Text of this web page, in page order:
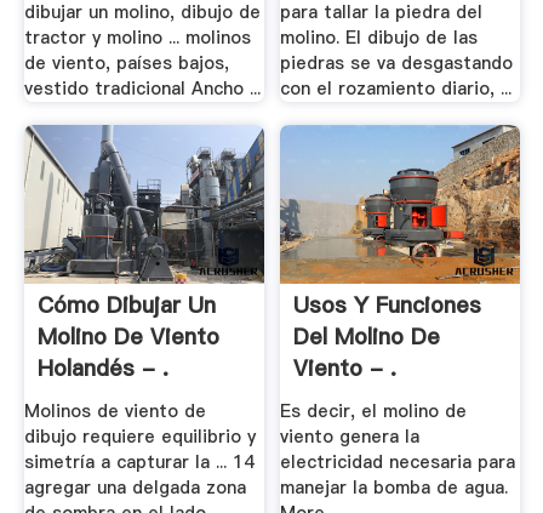
dibujar un molino, dibujo de
tractor y molino ... molinos
de viento, países bajos,
vestido tradicional Ancho ...
para tallar la piedra del
molino. El dibujo de las
piedras se va desgastando
con el rozamiento diario, ...
Cómo Dibujar Un
Molino De Viento
Holandés - .
Molinos de viento de
dibujo requiere equilibrio y
simetría a capturar la ... 14
agregar una delgada zona
Usos Y Funciones
Del Molino De
Viento - .
Es decir, el molino de
viento genera la
electricidad necesaria para
manejar la bomba de agua.